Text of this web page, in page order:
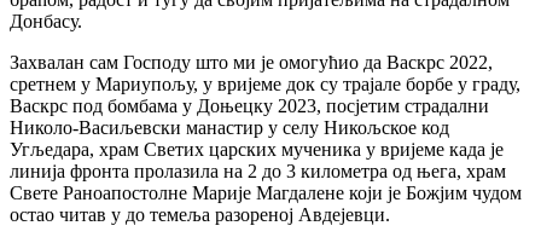
Донбасу.
Захвалан сам Господу што ми је омогућио да Васкрс 2022,
сретнем у Мариупољу, у вријеме док су трајале борбе у граду,
Васкрс под бомбама у Доњецку 2023, посјетим страдални
Николо-Васиљевски манастир у селу Никољское код
Угљедара, храм Светих царских мученика у вријеме када је
линија фронта пролазила на 2 до 3 километра од њега, храм
Свете Раноапостолне Марије Магдалене који је Божјим чудом
остао читав у до темеља разореној Авдејевци.